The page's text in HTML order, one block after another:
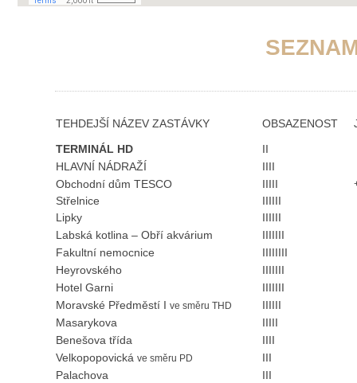
TEHDEJŠÍ NÁZEV ZASTÁVKY OBSAZENOST
TERMINÁL HD
II
HLAVNÍ NÁDRAŽÍ
IIII
Obchodní dům TESCO
IIIII
Střelnice
IIIIII
Lipky
IIIIII
Labská kotlina – Obří akvárium
IIIIIII
Fakultní nemocnice
IIIIIIII
Heyrovského
IIIIIII
Hotel Garni
IIIIIII
Moravské Předměstí I ve směru THD
IIIIII
Masarykova
IIIII
Benešova třída
IIII
Velkopopovická ve směru PD
III
Palachova
III